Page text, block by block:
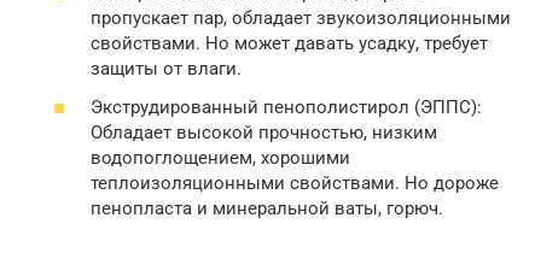
пропускает пар, обладает звукоизоляционными
свойствами. Но может давать усадку, требует
защиты от влаги.
Экструдированный пенополистирол (ЭППС):
Обладает высокой прочностью, низким
водопоглощением, хорошими
теплоизоляционными свойствами. Но дороже
пенопласта и минеральной ваты, горюч.